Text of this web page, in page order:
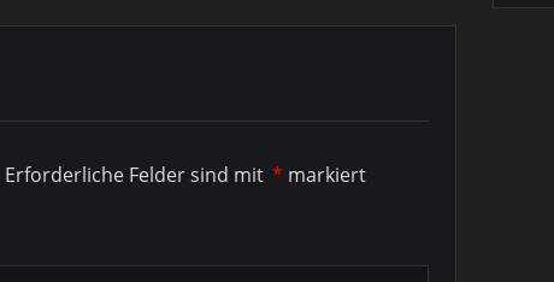
Erforderliche Felder sind mit * markiert